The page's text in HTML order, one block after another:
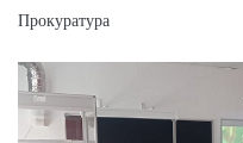
Прокуратура